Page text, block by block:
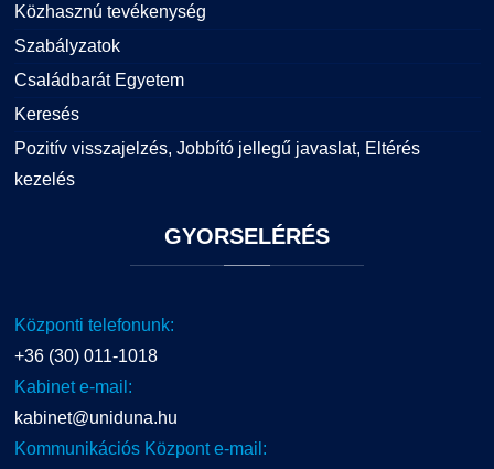
Közhasznú tevékenység
Szabályzatok
Családbarát Egyetem
Keresés
Pozitív visszajelzés, Jobbító jellegű javaslat, Eltérés
kezelés
GYORSELÉRÉS
Központi telefonunk:
+36 (30) 011-1018
Kabinet e-mail:
kabinet@uniduna.hu
Kommunikációs Központ e-mail: